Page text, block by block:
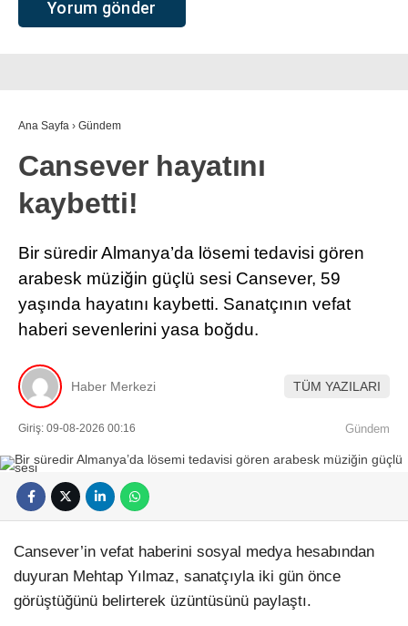
Ana Sayfa › Gündem
Cansever hayatını
kaybetti!
Bir süredir Almanya’da lösemi tedavisi gören
arabesk müziğin güçlü sesi Cansever, 59
yaşında hayatını kaybetti. Sanatçının vefat
haberi sevenlerini yasa boğdu.
Haber Merkezi TÜM YAZILARI
Giriş: 09-08-2026 00:16 Gündem
Cansever’in vefat haberini sosyal medya hesabından
duyuran Mehtap Yılmaz, sanatçıyla iki gün önce
görüştüğünü belirterek üzüntüsünü paylaştı.